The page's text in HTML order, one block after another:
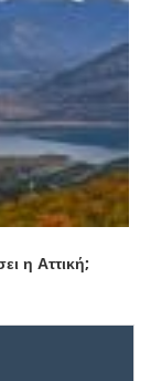
η Αττική;